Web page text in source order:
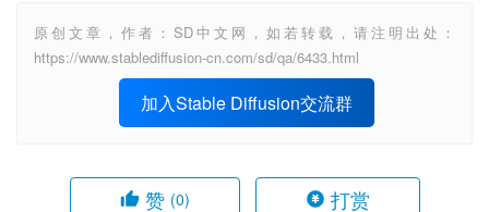
原创文章，作者：SD中文网，如若转载，请注明出处：
https://www.stablediffusion-cn.com/sd/qa/6433.html
加入Stable Diffusion交流群
赞 (0) 打赏